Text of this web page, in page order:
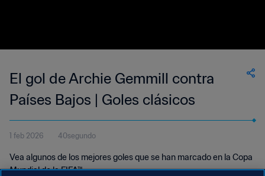
El gol de Archie Gemmill contra
Países Bajos | Goles clásicos
1 feb 2026 40segundo
Vea algunos de los mejores goles que se han marcado en la Copa
Mundial de la FIFA™.